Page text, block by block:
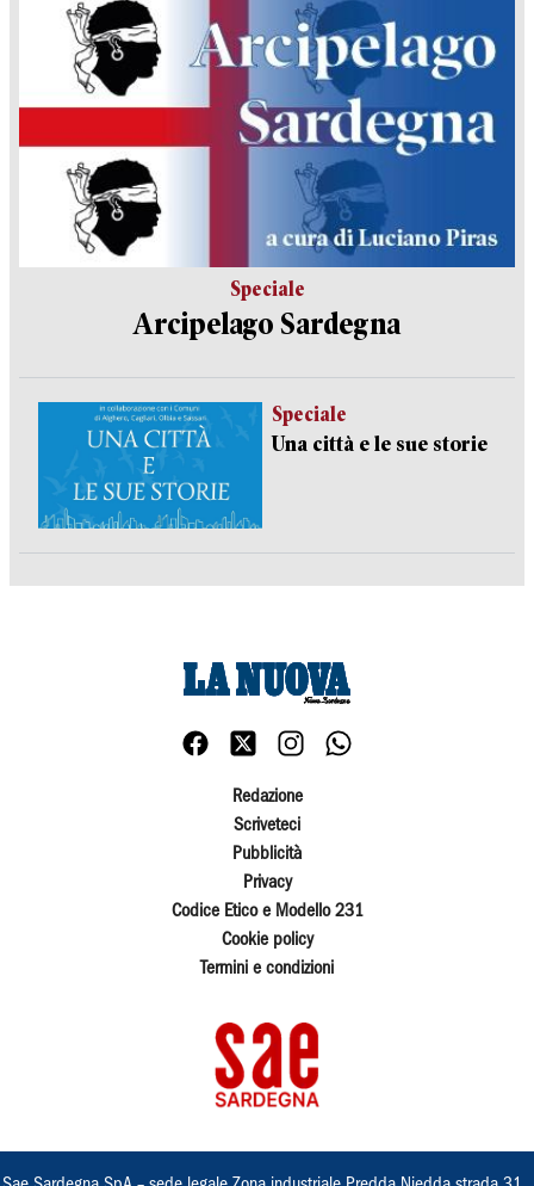
Speciale
Arcipelago Sardegna
Speciale
Una città e le sue storie
Redazione
Scriveteci
Pubblicità
Privacy
Codice Etico e Modello 231
Cookie policy
Termini e condizioni